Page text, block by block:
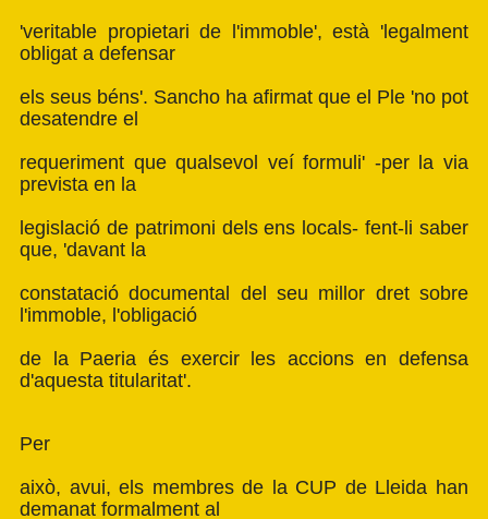
'veritable propietari de l'immoble', està 'legalment
obligat a defensar
els seus béns'. Sancho ha afirmat que el Ple 'no pot
desatendre el
requeriment que qualsevol veí formuli' -per la via
prevista en la
legislació de patrimoni dels ens locals- fent-li saber
que, 'davant la
constatació documental del seu millor dret sobre
l'immoble, l'obligació
de la Paeria és exercir les accions en defensa
d'aquesta titularitat'.
Per
això, avui, els membres de la CUP de Lleida han
demanat formalment al